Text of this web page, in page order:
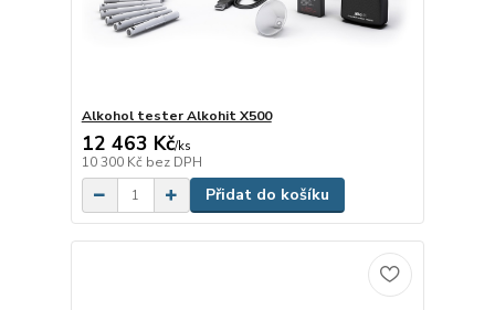
Alkohol tester Alkohit X500
12 463 Kč/ks
10 300 Kč bez DPH
Přidat do košíku